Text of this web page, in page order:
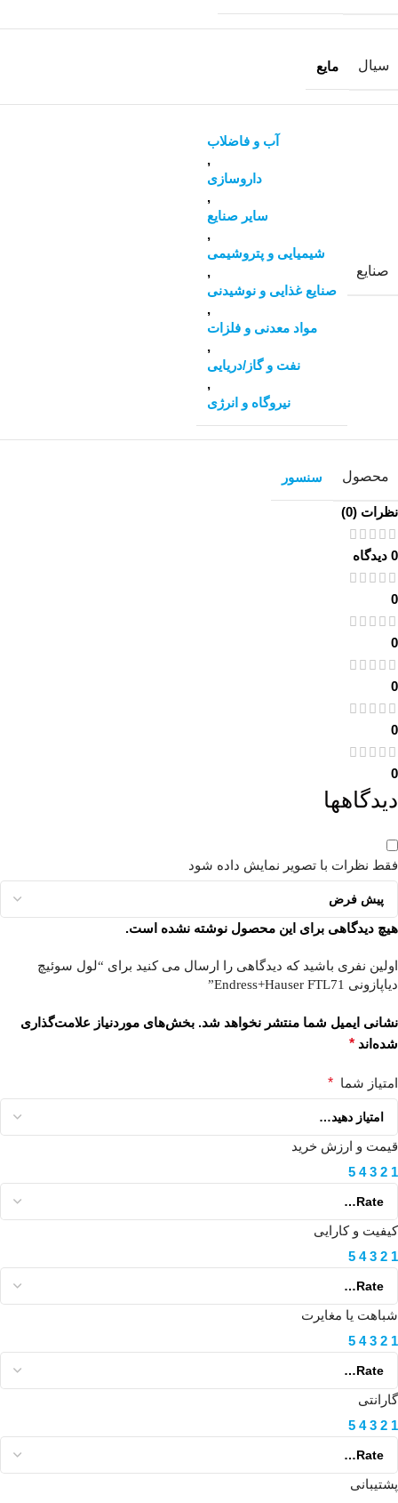
سیال مایع
صنایع
آب و فاضلاب
,
داروسازی
,
سایر صنایع
,
شیمیایی و پتروشیمی
,
صنایع غذایی و نوشیدنی
,
مواد معدنی و فلزات
,
نفت و گاز/دریایی
,
نیروگاه و انرژی
محصول سنسور
نظرات (0)
0 دیدگاه
0
0
0
0
0
دیدگاهها
فقط نظرات با تصویر نمایش داده شود
هیچ دیدگاهی برای این محصول نوشته نشده است.
اولین نفری باشید که دیدگاهی را ارسال می کنید برای “لول سوئیچ
دیاپازونی Endress+Hauser FTL71”
نشانی ایمیل شما منتشر نخواهد شد. بخش‌های موردنیاز علامت‌گذاری
شده‌اند *
امتیاز شما *
قیمت و ارزش خرید
1
2
3
4
5
کیفیت و کارایی
1
2
3
4
5
شباهت یا مغایرت
1
2
3
4
5
گارانتی
1
2
3
4
5
پشتیبانی